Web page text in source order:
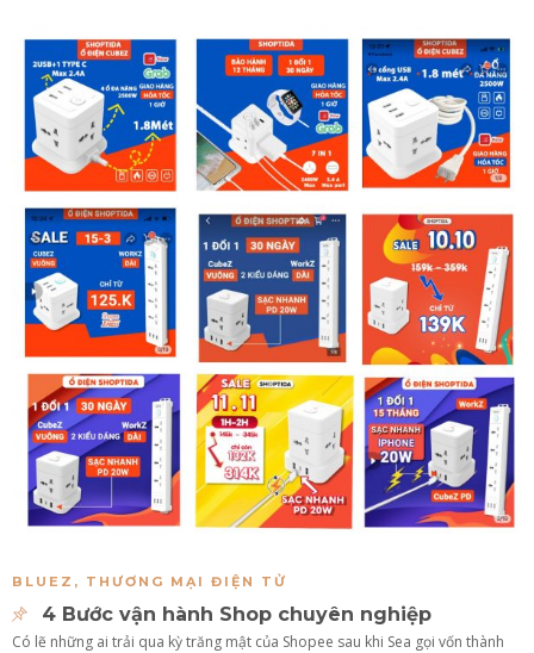
BLUEZ , THƯƠNG MẠI ĐIỆN TỬ
4 Bước vận hành Shop chuyên nghiệp
Có lẽ những ai trải qua kỳ trăng mật của Shopee sau khi Sea gọi vốn thành